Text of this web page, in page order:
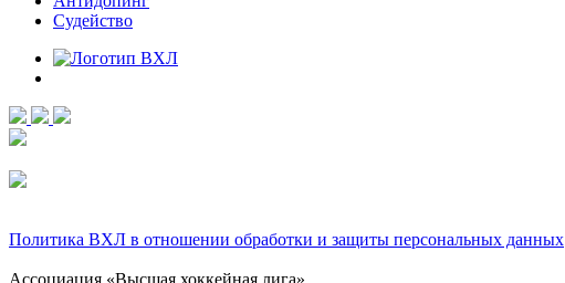
Судейство
Политика ВХЛ в отношении обработки и защиты персональных данных
Ассоциация «Высшая хоккейная лига»